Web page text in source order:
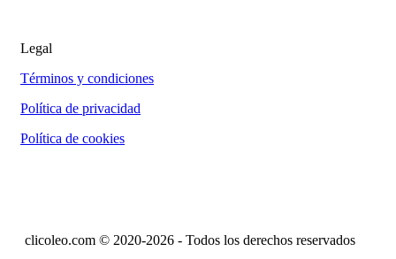
Legal
Términos y condiciones
Política de privacidad
Política de cookies
clicoleo.com © 2020-2026 - Todos los derechos reservados